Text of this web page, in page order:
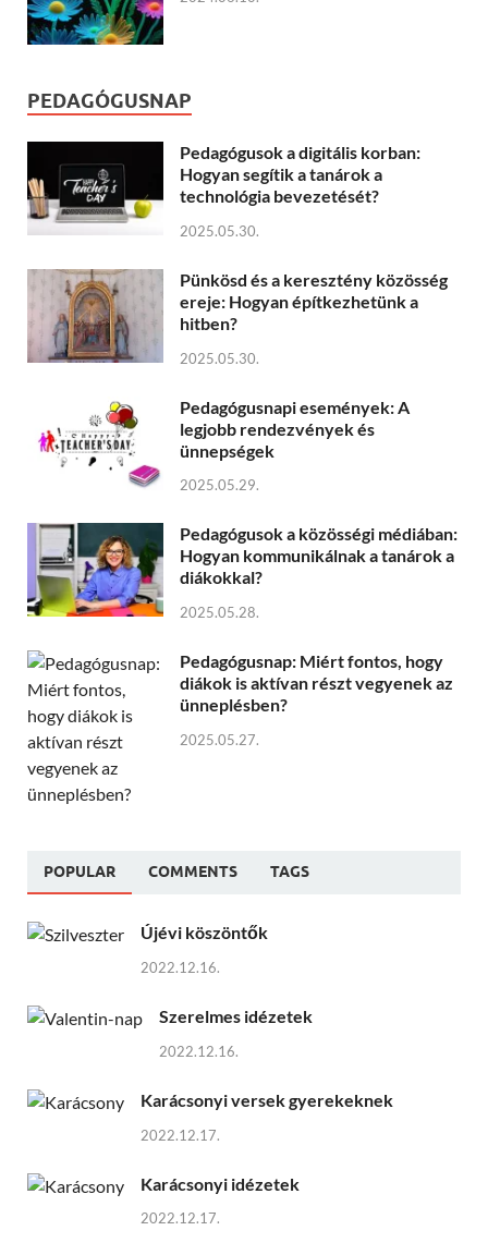
PEDAGÓGUSNAP
Pedagógusok a digitális korban:
Hogyan segítik a tanárok a
technológia bevezetését?
2025.05.30.
Pünkösd és a keresztény közösség
ereje: Hogyan építkezhetünk a
hitben?
2025.05.30.
Pedagógusnapi események: A
legjobb rendezvények és
ünnepségek
2025.05.29.
Pedagógusok a közösségi médiában:
Hogyan kommunikálnak a tanárok a
diákokkal?
2025.05.28.
Pedagógusnap: Miért fontos, hogy
diákok is aktívan részt vegyenek az
ünneplésben?
2025.05.27.
POPULAR COMMENTS TAGS
Újévi köszöntők
2022.12.16.
Szerelmes idézetek
2022.12.16.
Karácsonyi versek gyerekeknek
2022.12.17.
Karácsonyi idézetek
2022.12.17.